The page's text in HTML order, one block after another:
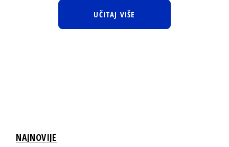
UČITAJ VIŠE
NAJNOVIJE